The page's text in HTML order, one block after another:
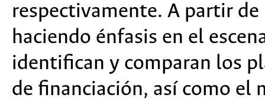
respectivamente. A partir
haciendo énfasis en el
identifican y comparan los
de financiación, así como el